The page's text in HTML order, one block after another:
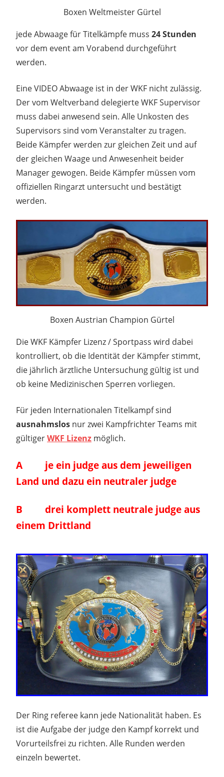
Boxen Weltmeister Gürtel
jede Abwaage für Titelkämpfe muss 24 Stunden
vor dem event am Vorabend durchgeführt
werden.
Eine VIDEO Abwaage ist in der WKF nicht zulässig.
Der vom Weltverband delegierte WKF Supervisor
muss dabei anwesend sein. Alle Unkosten des
Supervisors sind vom Veranstalter zu tragen.
Beide Kämpfer werden zur gleichen Zeit und auf
der gleichen Waage und Anwesenheit beider
Manager gewogen. Beide Kämpfer müssen vom
offiziellen Ringarzt untersucht und bestätigt
werden.
Boxen Austrian Champion Gürtel
Die WKF Kämpfer Lizenz / Sportpass wird dabei
kontrolliert, ob die Identität der Kämpfer stimmt,
die jährlich ärztliche Untersuchung gültig ist und
ob keine Medizinischen Sperren vorliegen.
Für jeden Internationalen Titelkampf sind
ausnahmslos nur zwei Kampfrichter Teams mit
gültigerWKF Lizenz möglich.
A je ein judge aus dem jeweiligen
Land und dazu ein neutraler judge
B drei komplett neutrale judge aus
einem Drittland
Der Ring referee kann jede Nationalität haben. Es
ist die Aufgabe der judge den Kampf korrekt und
Vorurteilsfrei zu richten. Alle Runden werden
einzeln bewertet.